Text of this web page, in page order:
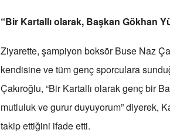
“Bir Kartallı olarak, Başkan Gökhan
Ziyarette, şampiyon boksör Buse Naz
kendisine ve tüm genç sporculara
Çakıroğlu, “Bir Kartallı olarak genç bir
mutluluk ve gurur duyuyorum” diyerek,
takip ettiğini ifade etti.